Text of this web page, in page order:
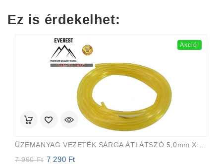
13
13
Ez is érdekelhet:
Akció!
7 990Ft Original
7 290 Ft